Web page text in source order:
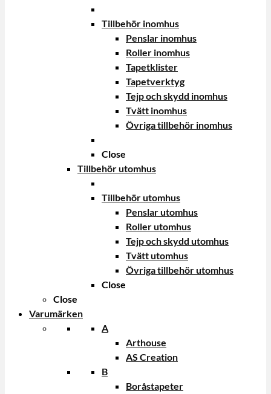
Tillbehör inomhus
Penslar inomhus
Roller inomhus
Tapetklister
Tapetverktyg
Tejp och skydd inomhus
Tvätt inomhus
Övriga tillbehör inomhus
Close
Tillbehör utomhus
Tillbehör utomhus
Penslar utomhus
Roller utomhus
Tejp och skydd utomhus
Tvätt utomhus
Övriga tillbehör utomhus
Close
Close
Varumärken
A
Arthouse
AS Creation
B
Boråstapeter